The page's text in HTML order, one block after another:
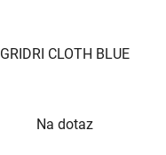
GRIDRI CLOTH BLUE
Na dotaz